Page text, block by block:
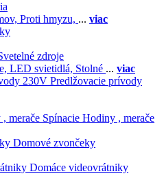
Proti hmyzu, ... viac
zdroje
LED svietidlá, Stolné ... viac
Predlžovacie prívody
Spínacie Hodiny , merače
Domové zvončeky
Domáce videovrátniky